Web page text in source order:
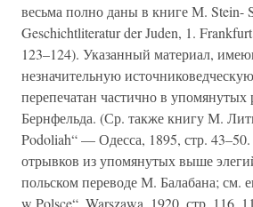
весьма полно даны в книге М. Stein-
Geschichtliteratur der Juden, 1.
123–124). Указанный материал,
незначительную
перепечатан частично в упомянутых
Бернфельда. (Ср. также книгу М.
Podoliah“ — Одесса, 1895, стр.
отрывков из упомянутых выше
польском переводе М. Балабана; см.
w Polsce“, Warszawa, 1920, стр. 116,